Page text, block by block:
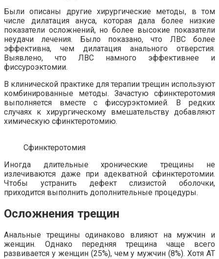
Были описаны другие хирургические методы, в том
числе дилатация ануса, которая дала более низкие
показатели осложнений, но более высокие показатели
неудачи лечения. Было показано, что ЛВС более
эффективна, чем дилатация анального отверстия.
Выявлено, что ЛВС намного эффективнее и
фиссуроэктомии.
В клинической практике для терапии трещин используют
комбинированные методы. Зачастую сфинктеротомия
выполняется вместе с фиссурэктомией. В редких
случаях к хирургическому вмешательству добавляют
химическую сфинктеротомию.
Сфинктеротомия
Иногда длительные хронические трещины не
излечиваются даже при адекватной сфинктеротомии.
Чтобы устранить дефект слизистой оболочки,
приходится выполнить дополнительные процедуры.
Осложнения трещин
Анальные трещины одинаково влияют на мужчин и
женщин. Однако передняя трещина чаще всего
развивается у женщин (25%), чем у мужчин (8%). Хотя АТ